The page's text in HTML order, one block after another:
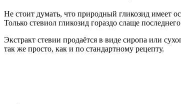
Не стоит думать, что природный гликозид имеет
Только стевиол гликозид гораздо слаще
Экстракт стевии продаётся в виде сиропа или
так же просто, как и по стандартному рецепту.